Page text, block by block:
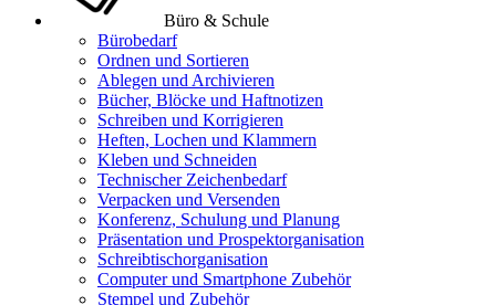
Büro & Schule
Bürobedarf
Ordnen und Sortieren
Ablegen und Archivieren
Bücher, Blöcke und Haftnotizen
Schreiben und Korrigieren
Heften, Lochen und Klammern
Kleben und Schneiden
Technischer Zeichenbedarf
Verpacken und Versenden
Konferenz, Schulung und Planung
Präsentation und Prospektorganisation
Schreibtischorganisation
Computer und Smartphone Zubehör
Stempel und Zubehör